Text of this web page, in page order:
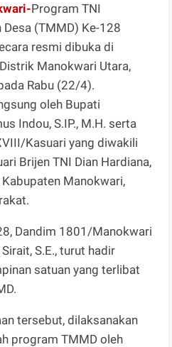
Program TNI
(TMMD) Ke-128
resmi dibuka di
Manokwari Utara,
Rabu (22/4).
oleh Bupati
Indou, S.IP., M.H. serta
Kasuari yang diwakili
Brijen TNI Dian Hardiana,
Manokwari,
Dandim 1801/Manokwari
S.E., turut hadir
satuan yang terlibat
tersebut, dilaksanakan
program TMMD oleh